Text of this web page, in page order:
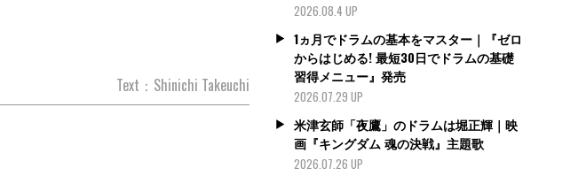
Text：Shinichi Takeuchi
2026.08.4 UP
1ヵ月でドラムの基本をマスター｜『ゼロ
からはじめる! 最短30日でドラムの基礎
習得メニュー』発売
2026.07.29 UP
米津玄師「夜鷹」のドラムは堀正輝｜映
画『キングダム 魂の決戦』主題歌
2026.07.26 UP